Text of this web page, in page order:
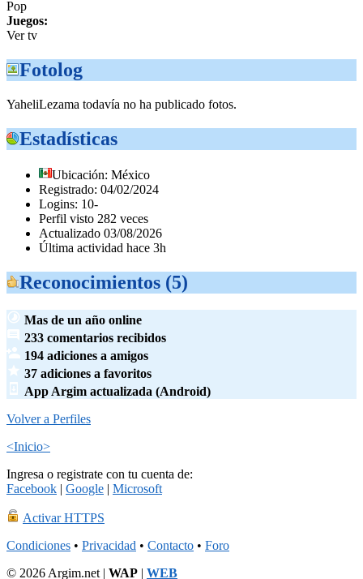
Pop
Juegos:
Ver tv
Fotolog
YaheliLezama todavía no ha publicado fotos.
Estadísticas
Ubicación: México
Registrado: 04/02/2024
Logins: 10-
Perfil visto 282 veces
Actualizado 03/08/2026
Última actividad hace 3h
Reconocimientos (5)
Mas de un año online
233 comentarios recibidos
194 adiciones a amigos
37 adiciones a favoritos
App Argim actualizada (Android)
Volver a Perfiles
<Inicio>
Ingresa o registrate con tu cuenta de:
Facebook | Google | Microsoft
Activar HTTPS
Condiciones • Privacidad • Contacto • Foro
© 2026 Argim.net | WAP | WEB